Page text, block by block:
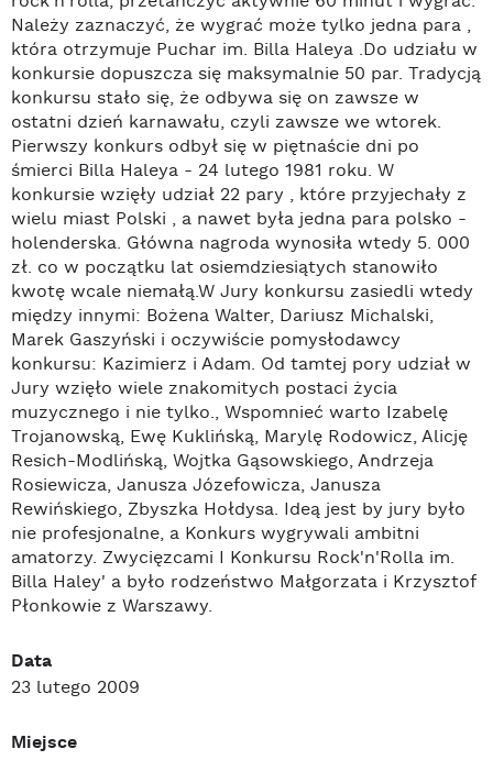
Należy zaznaczyć, że wygrać może tylko jedna para ,
która otrzymuje Puchar im. Billa Haleya .Do udziału w
konkursie dopuszcza się maksymalnie 50 par. Tradycją
konkursu stało się, że odbywa się on zawsze w
ostatni dzień karnawału, czyli zawsze we wtorek.
Pierwszy konkurs odbył się w piętnaście dni po
śmierci Billa Haleya - 24 lutego 1981 roku. W
konkursie wzięły udział 22 pary , które przyjechały z
wielu miast Polski , a nawet była jedna para polsko -
holenderska. Główna nagroda wynosiła wtedy 5. 000
zł. co w początku lat osiemdziesiątych stanowiło
kwotę wcale niemałą.W Jury konkursu zasiedli wtedy
między innymi: Bożena Walter, Dariusz Michalski,
Marek Gaszyński i oczywiście pomysłodawcy
konkursu: Kazimierz i Adam. Od tamtej pory udział w
Jury wzięło wiele znakomitych postaci życia
muzycznego i nie tylko., Wspomnieć warto Izabelę
Trojanowską, Ewę Kuklińską, Marylę Rodowicz, Alicję
Resich-Modlińską, Wojtka Gąsowskiego, Andrzeja
Rosiewicza, Janusza Józefowicza, Janusza
Rewińskiego, Zbyszka Hołdysa. Ideą jest by jury było
nie profesjonalne, a Konkurs wygrywali ambitni
amatorzy. Zwycięzcami I Konkursu Rock'n'Rolla im.
Billa Haley' a było rodzeństwo Małgorzata i Krzysztof
Płonkowie z Warszawy.
Data
23 lutego 2009
Miejsce